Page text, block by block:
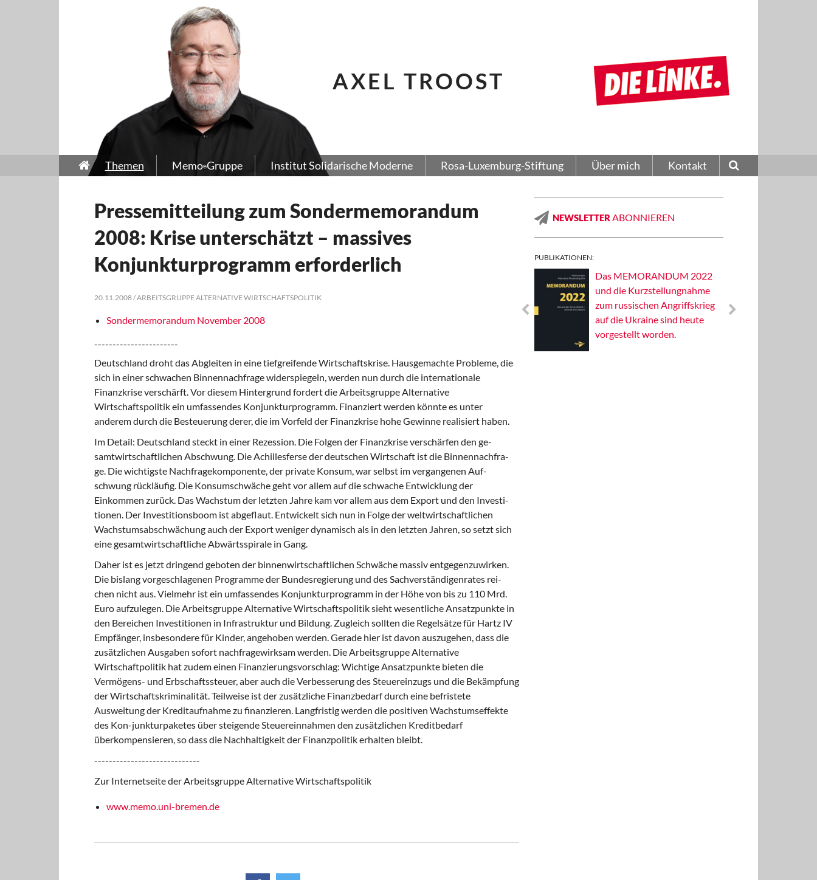
AXEL TROOST
Themen Memo-Gruppe Institut Solidarische Moderne Rosa-Luxemburg-Stiftung Über mich Kontakt
Pressemitteilung zum Sondermemorandum
2008: Krise unterschätzt – massives
Konjunkturprogramm erforderlich
20.11.2008 / ARBEITSGRUPPE ALTERNATIVE WIRTSCHAFTSPOLITIK
Sondermemorandum November 2008
-----------------------
Deutschland droht das Abgleiten in eine tiefgreifende Wirtschaftskrise. Hausgemachte Probleme, die
sich in einer schwachen Binnennachfrage widerspiegeln, werden nun durch die internationale
Finanzkrise verschärft. Vor diesem Hintergrund fordert dieArbeitsgruppe Alternative
Wirtschaftspolitikein umfassendes Konjunkturprogramm. Finanziert werden könnte es unter
anderem durch die Besteuerung derer, die im Vorfeld der Finanzkrise hohe Gewinne realisiert haben.
Im Detail: Deutschland steckt in einer Rezession. Die Folgen der Finanzkrise verschärfen den ge-
samtwirtschaftlichen Abschwung. Die Achillesferse der deutschen Wirtschaft ist die Binnennachfra-
ge. Die wichtigste Nachfragekomponente, der private Konsum, war selbst im vergangenen Auf-
schwung rückläufig. Die Konsumschwäche geht vor allem auf die schwache Entwicklung der
Einkommen zurück. Das Wachstum der letzten Jahre kam vor allem aus dem Export und den Investi-
tionen. Der Investitionsboom ist abgeflaut. Entwickelt sich nun in Folge der weltwirtschaftlichen
Wachstumsabschwächung auch der Export weniger dynamisch als in den letzten Jahren, so setzt sich
eine gesamtwirtschaftliche Abwärtsspirale in Gang.
Daher ist es jetzt dringend geboten der binnenwirtschaftlichen Schwäche massiv entgegenzuwirken.
Die bislang vorgeschlagenen Programme der Bundesregierung und des Sachverständigenrates rei-
chen nicht aus. Vielmehr ist ein umfassendes Konjunkturprogramm in der Höhe von bis zu 110 Mrd.
Euro aufzulegen. DieArbeitsgruppe Alternative Wirtschaftspolitiksieht wesentliche Ansatzpunkte in
den Bereichen Investitionen in Infrastruktur und Bildung. Zugleich sollten die Regelsätze für Hartz IV
Empfänger, insbesondere für Kinder, angehoben werden. Gerade hier ist davon auszugehen, dass die
zusätzlichen Ausgaben sofort nachfragewirksam werden. DieArbeitsgruppe Alternative
Wirtschaftpolitik hat zudem einen Finanzierungsvorschlag: Wichtige Ansatzpunkte bieten die
Vermögens- und Erbschaftssteuer, aber auch die Verbesserung des Steuereinzugs und die Bekämpfung
der Wirtschaftskriminalität. Teilweise ist der zusätzliche Finanzbedarf durch eine befristete
Ausweitung der Kreditaufnahme zu finanzieren. Langfristig werden die positiven Wachstumseffekte
des Kon-junkturpaketes über steigende Steuereinnahmen den zusätzlichen Kreditbedarf
überkompensieren, so dass die Nachhaltigkeit der Finanzpolitik erhalten bleibt.
-----------------------------
Zur Internetseite der Arbeitsgruppe Alternative Wirtschaftspolitik
www.memo.uni-bremen.de
NEWSLETTER ABONNIEREN
PUBLIKATIONEN:
Das MEMORANDUM 2022
und die Kurzstellungnahme
zum russischen Angriffskrieg
auf die Ukraine sind heute
vorgestellt worden.